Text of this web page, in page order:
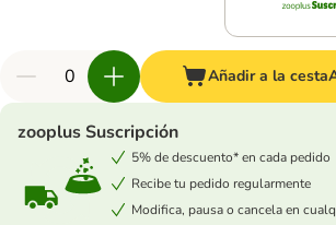
Añadir a la cesta
zooplus Suscripción
5% de descuento* en cada pedido
Recibe tu pedido regularmente
Modifica, pausa o cancela en